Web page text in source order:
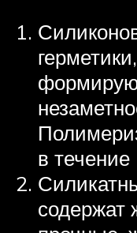
в
содержат